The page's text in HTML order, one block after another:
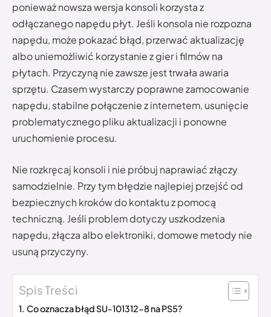
ponieważ nowsza wersja konsoli korzysta z
odłączanego napędu płyt. Jeśli konsola nie rozpozna
napędu, może pokazać błąd, przerwać aktualizację
albo uniemożliwić korzystanie z gier i filmów na
płytach. Przyczyną nie zawsze jest trwała awaria
sprzętu. Czasem wystarczy poprawne zamocowanie
napędu, stabilne połączenie z internetem, usunięcie
problematycznego pliku aktualizacji i ponowne
uruchomienie procesu.
Nie rozkręcaj konsoli i nie próbuj naprawiać złączy
samodzielnie. Przy tym błędzie najlepiej przejść od
bezpiecznych kroków do kontaktu z pomocą
techniczną. Jeśli problem dotyczy uszkodzenia
napędu, złącza albo elektroniki, domowe metody nie
usuną przyczyny.
Spis Treści
Co oznacza błąd SU-101312-8 na PS5?